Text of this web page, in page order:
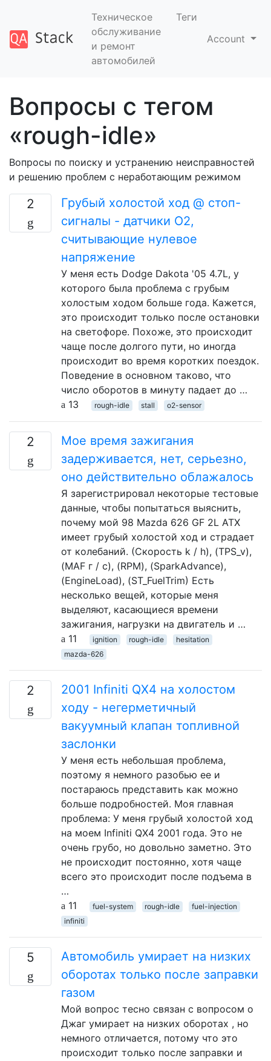
Техническое
обслуживание
и ремонт
автомобилей
Теги
Account
Вопросы с тегом
«rough-idle»
Вопросы по поиску и устранению неисправностей
и решению проблем с неработающим режимом
2
Грубый холостой ход @ стоп-
сигналы - датчики O2,
считывающие нулевое
напряжение
У меня есть Dodge Dakota '05 4.7L, у
которого была проблема с грубым
холостым ходом больше года. Кажется,
это происходит только после остановки
на светофоре. Похоже, это происходит
чаще после долгого пути, но иногда
происходит во время коротких поездок.
Поведение в основном таково, что
число оборотов в минуту падает до …
13
rough-idle stall o2-sensor
2
Мое время зажигания
задерживается, нет, серьезно,
оно действительно облажалось
Я зарегистрировал некоторые тестовые
данные, чтобы попытаться выяснить,
почему мой 98 Mazda 626 GF 2L ATX
имеет грубый холостой ход и страдает
от колебаний. (Скорость k / h), (TPS_v),
(MAF г / с), (RPM), (SparkAdvance),
(EngineLoad), (ST_FuelTrim) Есть
несколько вещей, которые меня
выделяют, касающиеся времени
зажигания, нагрузки на двигатель и …
11
ignition rough-idle
hesitation
mazda-626
2
2001 Infiniti QX4 на холостом
ходу - негерметичный
вакуумный клапан топливной
заслонки
У меня есть небольшая проблема,
поэтому я немного разобью ее и
постараюсь представить как можно
больше подробностей. Моя главная
проблема: У меня грубый холостой ход
на моем Infiniti QX4 2001 года. Это не
очень грубо, но довольно заметно. Это
не происходит постоянно, хотя чаще
всего это происходит после подъема в
…
11
fuel-system rough-idle
fuel-injection
infiniti
5
Автомобиль умирает на низких
оборотах только после заправки
газом
Мой вопрос тесно связан с вопросом о
Джаг умирает на низких оборотах , но
немного отличается, потому что это
происходит только после заправки и